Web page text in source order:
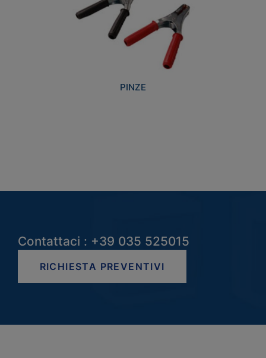
PINZE
Contattaci : +39 035 525015
RICHIESTA PREVENTIVI